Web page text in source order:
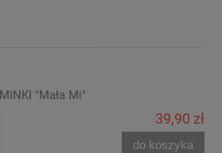
"Mała Mi"
39,90 zł
do koszyka